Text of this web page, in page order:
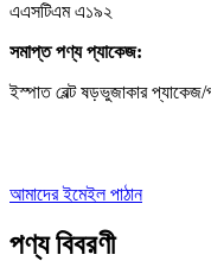
এএসটিএম এ১৯২
সমাপ্ত পণ্য প্যাকেজ:
ইস্পাত বেল্ট ষড়ভুজাকার প্যাকেজ/
আমাদের ইমেইল পাঠান
পণ্য বিবরণী